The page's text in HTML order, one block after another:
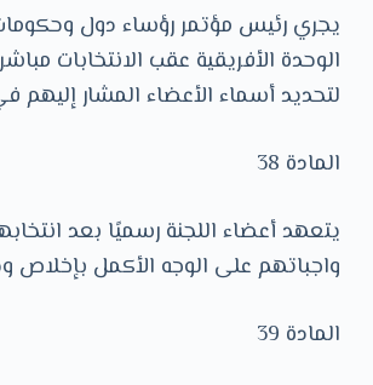
يجري رئيس مؤتمر رؤساء دول
الوحدة الأفريقية عقب الانتخابات
لتحديد أسماء الأعضاء المشار إليهم في
المادة 38
يتعهد أعضاء اللجنة رسميًا بعد
واجباتهم على الوجه الأكمل بإخلاص
المادة 39